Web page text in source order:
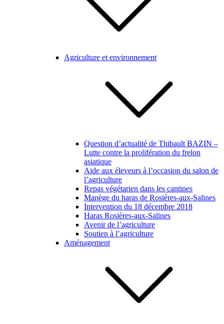
Agriculture et environnement
Question d’actualité de Thibault BAZIN –
Lutte contre la prolifération du frelon
asiatique
Aide aux éleveurs à l’occasion du salon de
l’agriculture
Repas végétarien dans les cantines
Manège du haras de Rosières-aux-Salines
Intervention du 18 décembre 2018
Haras Rosières-aux-Salines
Avenir de l’agriculture
Soutien à l’agriculture
Aménagement